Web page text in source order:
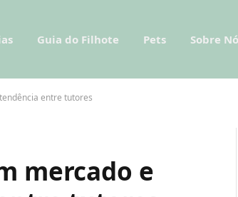
Guia do Filhote Pets Sobre
entre tutores
mercado e